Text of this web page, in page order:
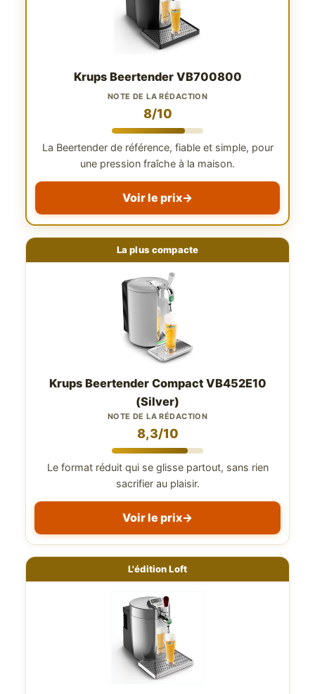
Krups Beertender VB700800
NOTE DE LA RÉDACTION
8/10
La Beertender de référence, fiable et simple, pour
une pression fraîche à la maison.
Voir le prix→
La plus compacte
Krups Beertender Compact VB452E10
(Silver)
NOTE DE LA RÉDACTION
8,3/10
Le format réduit qui se glisse partout, sans rien
sacrifier au plaisir.
Voir le prix→
L'édition Loft